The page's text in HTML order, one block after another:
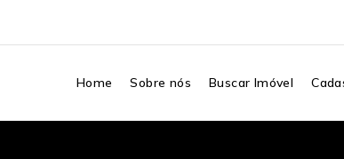
Home Sobre nós Buscar Imóvel